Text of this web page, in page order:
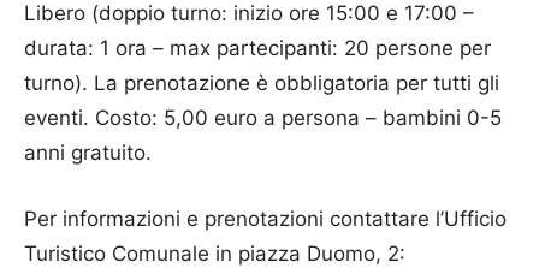
Libero (doppio turno: inizio ore 15:00 e 17:00 –
durata: 1 ora – max partecipanti: 20 persone per
turno). La prenotazione è obbligatoria per tutti gli
eventi. Costo: 5,00 euro a persona – bambini 0-5
anni gratuito.
Per informazioni e prenotazioni contattare l’Ufficio
Turistico Comunale in piazza Duomo, 2: